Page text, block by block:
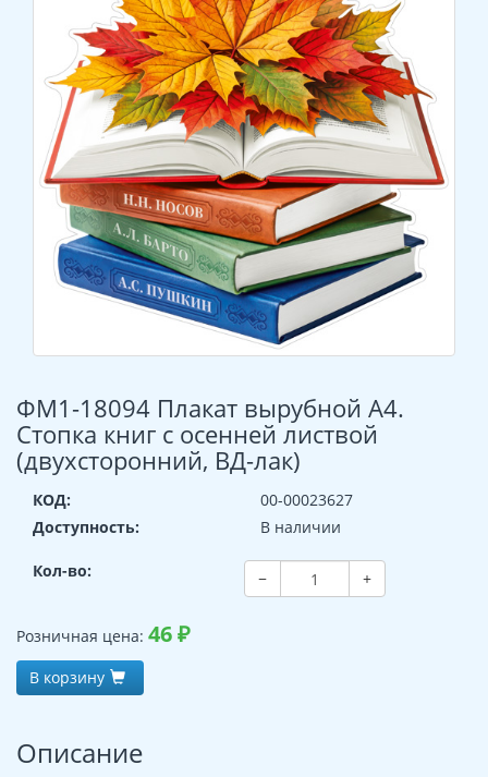
ФМ1-18094 Плакат вырубной А4.
Стопка книг с осенней листвой
(двухсторонний, ВД-лак)
КОД:
00-00023627
Доступность:
В наличии
Кол-во: − +
Розничная цена: 46₽
В корзину
Описание